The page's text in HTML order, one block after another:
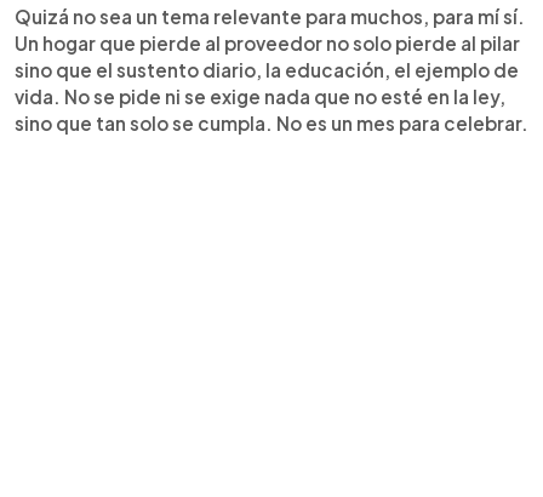
Quizá no sea un tema relevante para muchos, para mí sí.
Un hogar que pierde al proveedor no solo pierde al pilar
sino que el sustento diario, la educación, el ejemplo de
vida. No se pide ni se exige nada que no esté en la ley,
sino que tan solo se cumpla. No es un mes para celebrar.